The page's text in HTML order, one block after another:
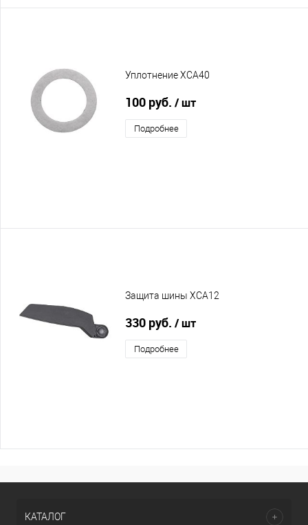
Уплотнение XCA40
100 руб. / шт
Подробнее
Защита шины XCA12
330 руб. / шт
Подробнее
КАТАЛОГ